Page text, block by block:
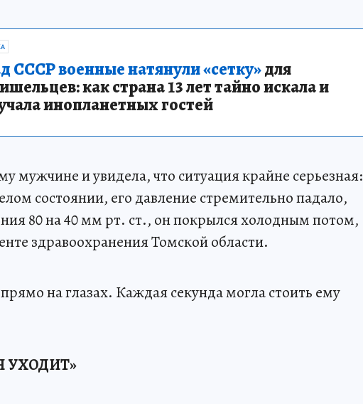
СССР военные натянули «сетку»для
как страна 13 лет тайно искала и
инопланетных гостей
мужчине и увидела, что ситуация крайне серьезная:
состоянии, его давление стремительно падало,
80 на 40 мм рт. ст., он покрылся холодным потом,
здравоохранения Томской области.
на глазах. Каждая секунда могла стоить ему
УХОДИТ»